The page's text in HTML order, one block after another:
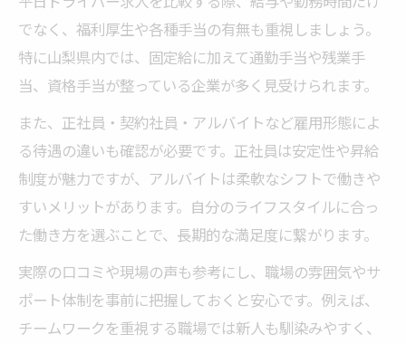
でなく、福利厚生や各種手当の有無も重視しましょう。
特に山梨県内では、固定給に加えて通勤手当や残業手
当、資格手当が整っている企業が多く見受けられます。
また、正社員・契約社員・アルバイトなど雇用形態によ
る待遇の違いも確認が必要です。正社員は安定性や昇給
制度が魅力ですが、アルバイトは柔軟なシフトで働きや
すいメリットがあります。自分のライフスタイルに合っ
た働き方を選ぶことで、長期的な満足度に繋がります。
実際の口コミや現場の声も参考にし、職場の雰囲気やサ
ポート体制を事前に把握しておくと安心です。例えば、
チームワークを重視する職場では新人も馴染みやすく、